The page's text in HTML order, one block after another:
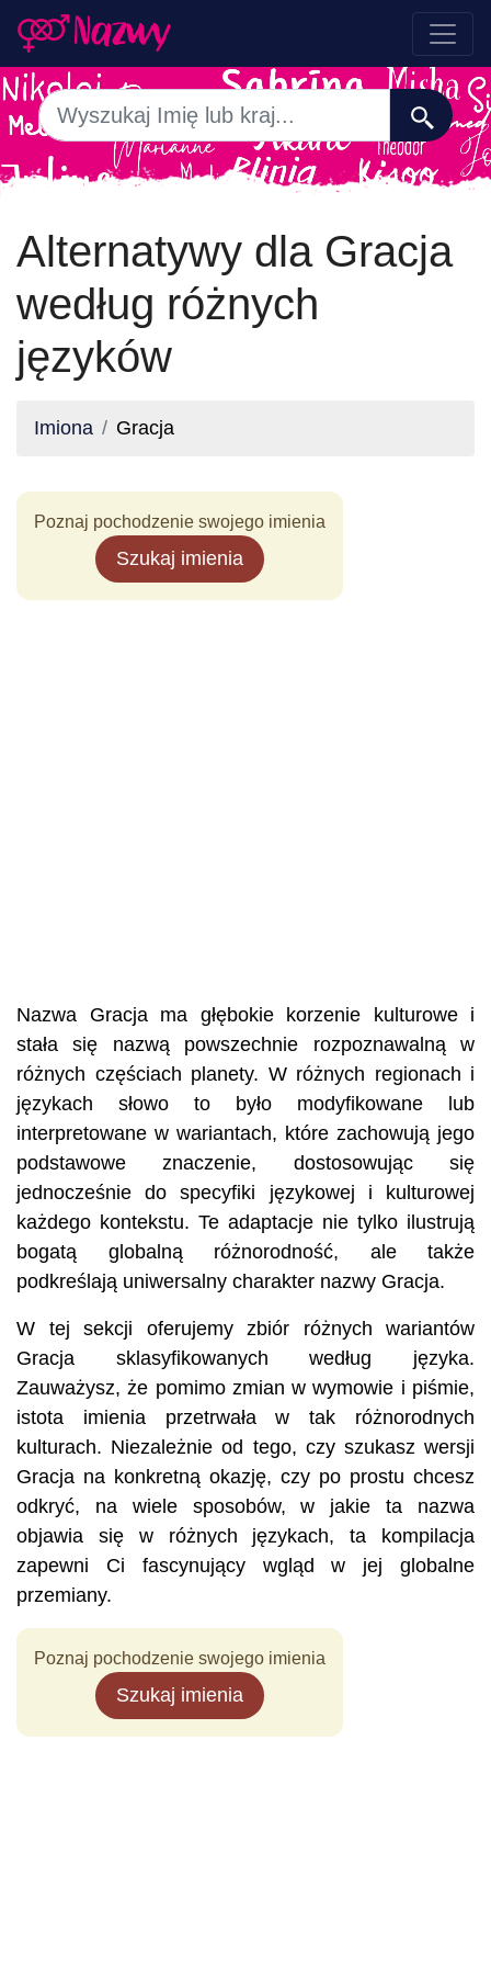
Alternatywy dla Gracja
według różnych
języków
Imiona Gracja
Poznaj pochodzenie swojego imienia
Szukaj imienia
Nazwa Gracja ma głębokie korzenie kulturowe i
stała się nazwą powszechnie rozpoznawalną w
różnych częściach planety. W różnych regionach i
językach słowo to było modyfikowane lub
interpretowane w wariantach, które zachowują jego
podstawowe znaczenie, dostosowując się
jednocześnie do specyfiki językowej i kulturowej
każdego kontekstu. Te adaptacje nie tylko ilustrują
bogatą globalną różnorodność, ale także
podkreślają uniwersalny charakter nazwy Gracja.
W tej sekcji oferujemy zbiór różnych wariantów
Gracja sklasyfikowanych według języka.
Zauważysz, że pomimo zmian w wymowie i piśmie,
istota imienia przetrwała w tak różnorodnych
kulturach. Niezależnie od tego, czy szukasz wersji
Gracja na konkretną okazję, czy po prostu chcesz
odkryć, na wiele sposobów, w jakie ta nazwa
objawia się w różnych językach, ta kompilacja
zapewni Ci fascynujący wgląd w jej globalne
przemiany.
Poznaj pochodzenie swojego imienia
Szukaj imienia